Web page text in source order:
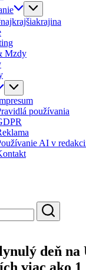
Mzdy
používania
AI v
Search
deň